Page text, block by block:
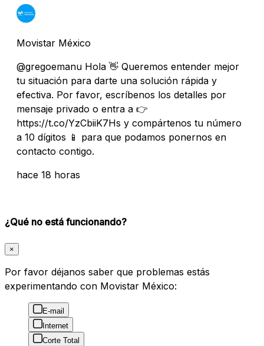
Movistar México
@gregoemanu Hola 👋 Queremos entender mejor
tu situación para darte una solución rápida y
efectiva. Por favor, escríbenos los detalles por
mensaje privado o entra a 👉
https://t.co/YzCbiiK7Hs y compártenos tu número
a 10 dígitos 📱 para que podamos ponernos en
contacto contigo.
hace 18 horas
¿Qué no está funcionando?
×
Por favor déjanos saber que problemas estás
experimentando con Movistar México:
E-mail
Internet
Corte Total